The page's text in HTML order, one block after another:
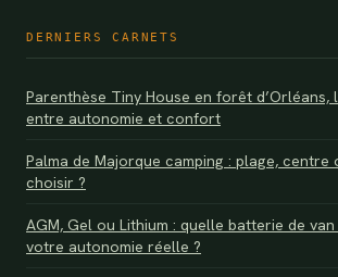
DERNIERS CARNETS
Parenthèse Tiny House en forêt d’Orléans,
entre autonomie et confort
Palma de Majorque camping : plage,
choisir ?
AGM, Gel ou Lithium : quelle batterie de
votre autonomie réelle ?